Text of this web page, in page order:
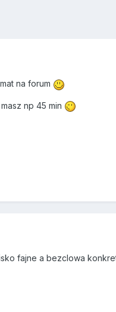
na forum
np 45 min
fajne a bezclowa